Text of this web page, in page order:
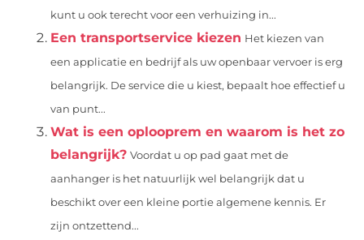
kunt u ook terecht voor een verhuizing in...
Een transportservice kiezen Het kiezen van
een applicatie en bedrijf als uw openbaar vervoer is erg
belangrijk. De service die u kiest, bepaalt hoe effectief u
van punt...
Wat is een oplooprem en waarom is het zo
belangrijk? Voordat u op pad gaat met de
aanhanger is het natuurlijk wel belangrijk dat u
beschikt over een kleine portie algemene kennis. Er
zijn ontzettend...